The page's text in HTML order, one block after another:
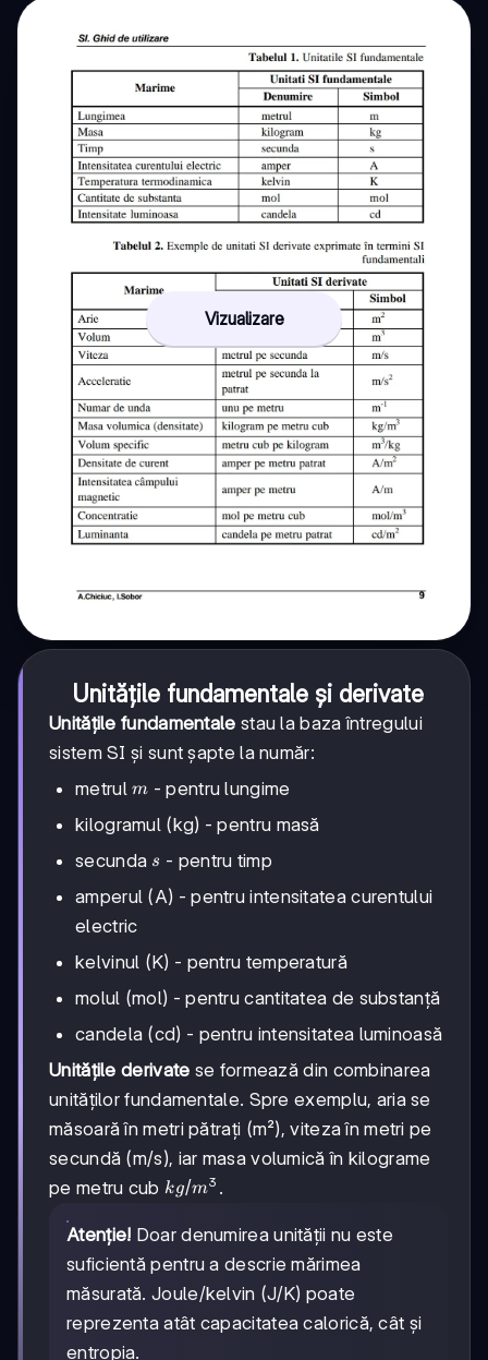
Vizualizare
Unitățile fundamentale și derivate
Unitățile fundamentale stau la baza întregului
sistem SI și sunt șapte la număr:
metrulm
m - pentru lungime
kilogramul (kg) - pentru masă
secunda s
s - pentru timp
amperul (A) - pentru intensitatea curentului
electric
kelvinul (K) - pentru temperatură
molul (mol) - pentru cantitatea de substanță
candela (cd) - pentru intensitatea luminoasă
Unitățile derivate se formează din combinarea
unităților fundamentale. Spre exemplu, aria se
măsoară în metri pătrați (m²), viteza în metri pe
secundă (m/s), iar masa volumică în kilograme
pe metru cub kg/m³
kg/m3 .
Atenție! Doar denumirea unității nu este
suficientă pentru a descrie mărimea
măsurată. Joule/kelvin (J/K) poate
reprezenta atât capacitatea calorică, cât și
entropia.